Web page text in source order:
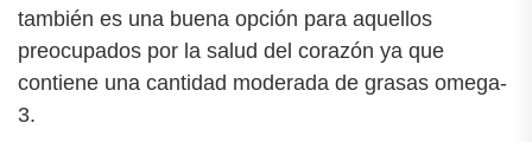
también es una buena opción para aquellos
preocupados por la salud del corazón ya que
contiene una cantidad moderada de grasas omega-
3.